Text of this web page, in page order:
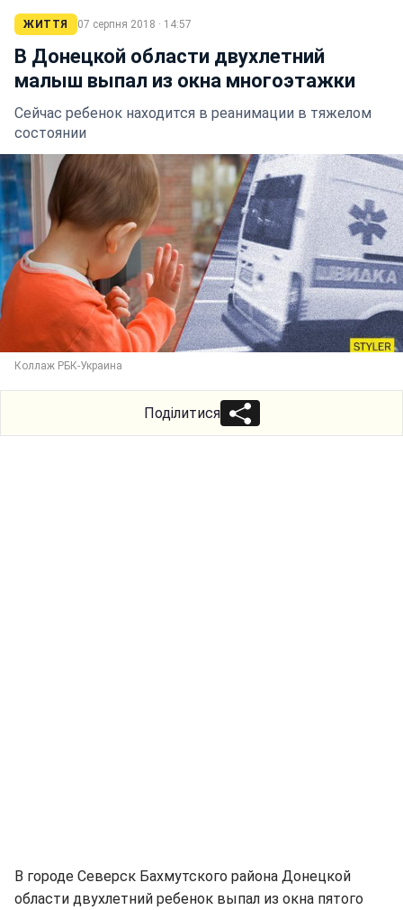
ЖИТТЯ 07 серпня 2018 · 14:57
В Донецкой области двухлетний
малыш выпал из окна многоэтажки
Сейчас ребенок находится в реанимации в тяжелом
состоянии
Коллаж РБК-Украина
Поділитися
В городе Северск Бахмутского района Донецкой
области двухлетний ребенок выпал из окна пятого